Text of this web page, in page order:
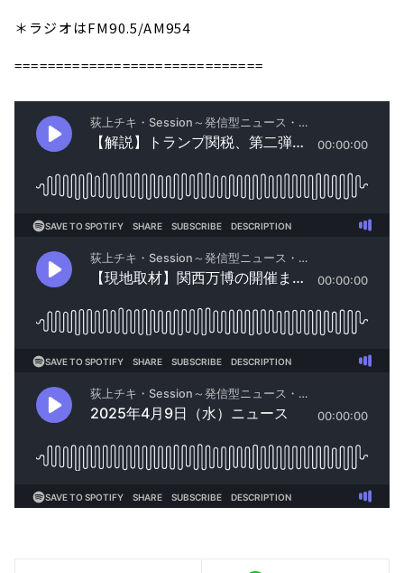
＊ラジオはFM90.5/AM954
==============================